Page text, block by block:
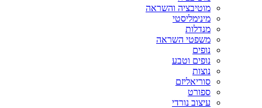
מוטיבציה והשראה
מינימליסטי
מנדלות
משפטי השראה
נופים
נופים וטבע
נוצות
סוריאליזם
ספורט
עיצוב נורדי